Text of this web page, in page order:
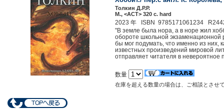
Толкин Д.Р.Р.
М., <АСТ> 320 c. hard
2023 年 ISBN 9785171061234
"В земле была нора, а в норе жил
обороте школьной
бы мог подумать, что именно из них,
известных произведений мировой
отправляет читателя в невероятное
数量
在庫を超える数量の場合は、ご相談とさせ